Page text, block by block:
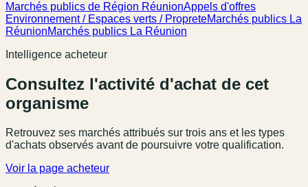
Marchés publics de Région RéunionAppels d'offres
Environnement / Espaces verts / PropreteMarchés publics La
RéunionMarchés publics La Réunion
Intelligence acheteur
Consultez l'activité d'achat de cet
organisme
Retrouvez ses marchés attribués sur trois ans et les types
d'achats observés avant de poursuivre votre qualification.
Voir la page acheteur